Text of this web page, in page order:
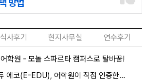
방법
식사후기 현지사무실 연수후기
학원 - 모놀 스파르타 캠퍼스로 탈바꿈!
에코(E-EDU), 어학원이 직접 인증한…